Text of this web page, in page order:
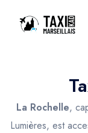
Nos services
Nos
La Rochelle,
Lumières, est